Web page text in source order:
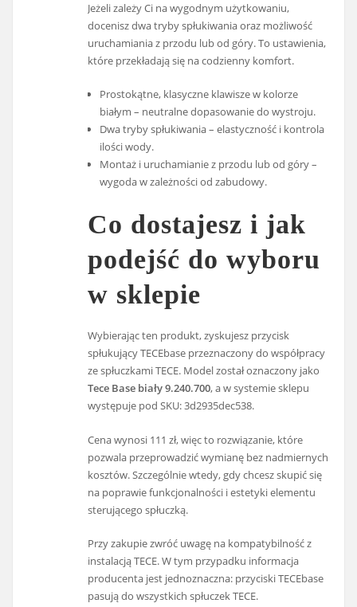
Jeżeli zależy Ci na wygodnym użytkowaniu,
docenisz dwa tryby spłukiwania oraz możliwość
uruchamiania z przodu lub od góry. To ustawienia,
które przekładają się na codzienny komfort.
Prostokątne, klasyczne klawisze w kolorze
białym – neutralne dopasowanie do wystroju.
Dwa tryby spłukiwania – elastyczność i kontrola
ilości wody.
Montaż i uruchamianie z przodu lub od góry –
wygoda w zależności od zabudowy.
Co dostajesz i jak
podejść do wyboru
w sklepie
Wybierając ten produkt, zyskujesz przycisk
spłukujący TECEbase przeznaczony do współpracy
ze spłuczkami TECE. Model został oznaczony jako
Tece Base biały 9.240.700, a w systemie sklepu
występuje pod SKU: 3d2935dec538.
Cena wynosi 111 zł, więc to rozwiązanie, które
pozwala przeprowadzić wymianę bez nadmiernych
kosztów. Szczególnie wtedy, gdy chcesz skupić się
na poprawie funkcjonalności i estetyki elementu
sterującego spłuczką.
Przy zakupie zwróć uwagę na kompatybilność z
instalacją TECE. W tym przypadku informacja
producenta jest jednoznaczna: przyciski TECEbase
pasują do wszystkich spłuczek TECE.